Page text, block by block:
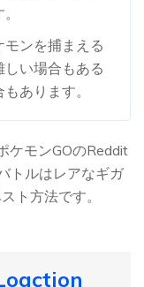
ンを捕まえる
い場合もある
あります。
ケモンGOのReddit
トルはレアなギガ
ト方法です。